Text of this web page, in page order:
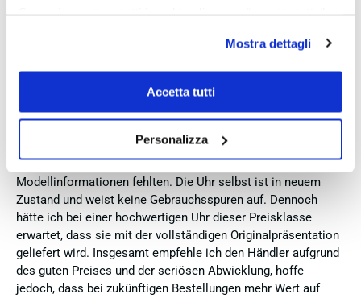
Se vuoi saperne di più consulta laprivacy policye la
Mostra dettagli
Accetta tutti
Personalizza
Seiko-Garantieschein. Der Versand war außerdem schnell.
meinen Erwartungen an einen autorisierten Seiko-Händler
entsprach. Die Uhr kam ohne die üblichen Schutzfolien am
Armband, die Originalverpackung entsprach nicht der
Präsentationen und Videos kenne (andere Box und anderes
Uhrenkissen), und auch die Seiko-Hangtags mit
Modellinformationen fehlten. Die Uhr selbst ist in neuem
Zustand und weist keine Gebrauchsspuren auf. Dennoch
hätte ich bei einer hochwertigen Uhr dieser Preisklasse
erwartet, dass sie mit der vollständigen Originalpräsentation
geliefert wird. Insgesamt empfehle ich den Händler aufgrund
des guten Preises und der seriösen Abwicklung, hoffe
jedoch, dass bei zukünftigen Bestellungen mehr Wert auf